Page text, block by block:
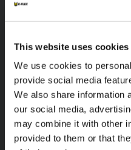
This website uses cookies
We use cookies to
provide social media
We also share information
our social media,
may combine it with other
provided to them or that
différentes